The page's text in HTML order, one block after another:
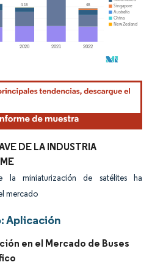
requiere atribución según CC BY 4.0.
DE LA INDUSTRIA
la miniaturización de satélites ha
mercado
Aplicación
en el Mercado de Buses